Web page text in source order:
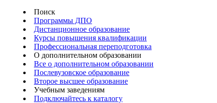
Поиск
Программы ДПО
Дистанционное образование
Курсы повышения квалификации
Профессиональная переподготовка
О дополнительном образовании
Все о дополнительном образовании
Послевузовское образование
Второе высшее образование
Учебным заведениям
Подключайтесь к каталогу